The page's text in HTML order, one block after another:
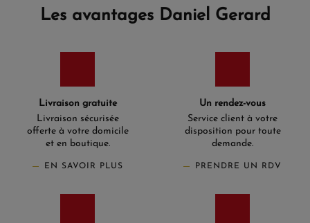
Les avantages Daniel Gerard
Livraison gratuite
Livraison sécurisée
offerte à votre domicile
et en boutique.
EN SAVOIR PLUS
Un rendez-vous
Service client à votre
disposition pour toute
demande.
PRENDRE UN RDV